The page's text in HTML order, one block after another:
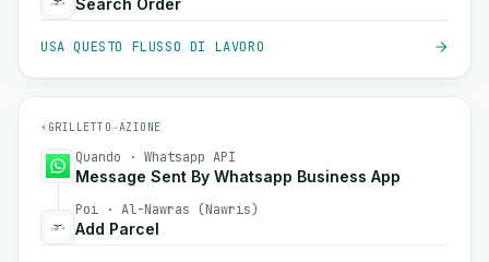
Search Order
USA QUESTO FLUSSO DI LAVORO
⚡ GRILLETTO→AZIONE
Quando · Whatsapp API
Message Sent By Whatsapp Business App
Poi · Al-Nawras (Nawris)
Add Parcel